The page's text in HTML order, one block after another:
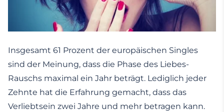
Insgesamt 61 Prozent der europäischen Singles
sind der Meinung, dass die Phase des Liebes-
Rauschs maximal ein Jahr beträgt. Lediglich jeder
Zehnte hat die Erfahrung gemacht, dass das
Verliebtsein zwei Jahre und mehr betragen kann.